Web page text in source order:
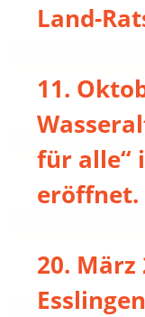
Land-
11.
für alle“
eröffnet.
20. März